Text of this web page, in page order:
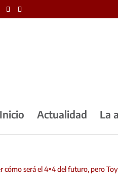
Inicio Actualidad La